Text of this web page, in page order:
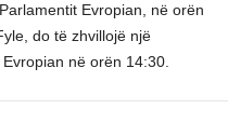
Evropian, në orën
do të zhvillojë një
në orën 14:30.